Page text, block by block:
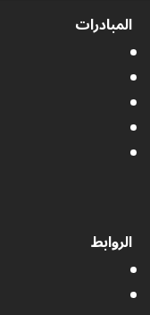
المبادرات
الروابط